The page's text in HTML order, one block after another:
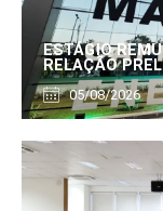
ESTÁGIO
RELAÇÃO
05/08/2026